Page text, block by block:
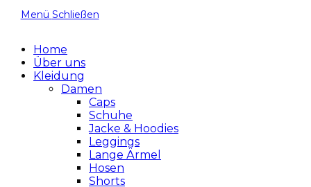
Menü Schließen
Home
Über uns
Kleidung
Damen
Caps
Schuhe
Jacke & Hoodies
Leggings
Lange Ärmel
Hosen
Shorts